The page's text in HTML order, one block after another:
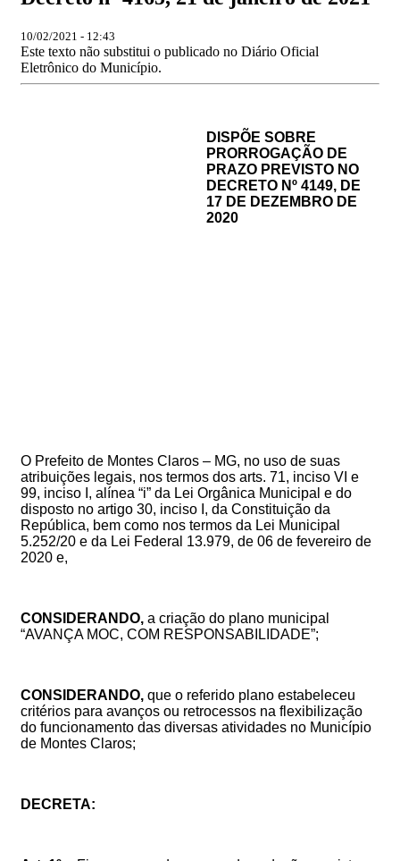
10/02/2021 - 12:43
Este texto não substitui o publicado no Diário Oficial
Eletrônico do Município.
DISPÕE SOBRE
PRORROGAÇÃO DE
PRAZO PREVISTO NO
DECRETO Nº 4149, DE
17 DE DEZEMBRO DE
2020
O Prefeito de Montes Claros – MG, no uso de suas
atribuições legais, nos termos dos arts. 71, inciso VI e
99, inciso I, alínea “i” da Lei Orgânica Municipal e do
disposto no artigo 30, inciso I, da Constituição da
República, bem como nos termos da Lei Municipal
5.252/20 e da Lei Federal 13.979, de 06 de fevereiro de
2020 e,
CONSIDERANDO, a criação do plano municipal
“AVANÇA MOC, COM RESPONSABILIDADE”;
CONSIDERANDO, que o referido plano estabeleceu
critérios para avanços ou retrocessos na flexibilização
do funcionamento das diversas atividades no Município
de Montes Claros;
DECRETA: